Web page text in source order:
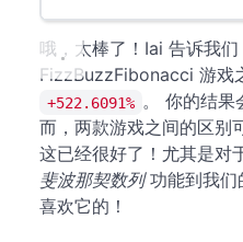
哦，太棒了！Iai 告诉我
FizzBuzzFibonacci 游戏
+522.6091% 。 你的结果
而，两款游戏之间的区别
这已经很好了！尤其是对
斐波那契数列功能到我们
喜欢它的！